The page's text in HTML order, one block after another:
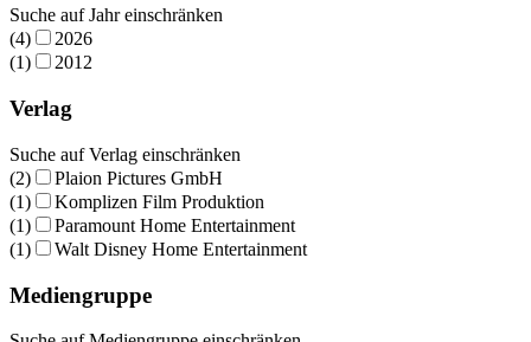
Suche auf Jahr einschränken
(4)
2026
(1)
2012
Verlag
Suche auf Verlag einschränken
(2)
Plaion Pictures GmbH
(1)
Komplizen Film Produktion
(1)
Paramount Home Entertainment
(1)
Walt Disney Home Entertainment
Mediengruppe